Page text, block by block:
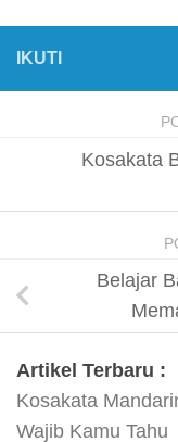
IKUTI
Kosakata
Belajar
Artikel Terbaru :
Kosakata
Wajib Kamu Tahu